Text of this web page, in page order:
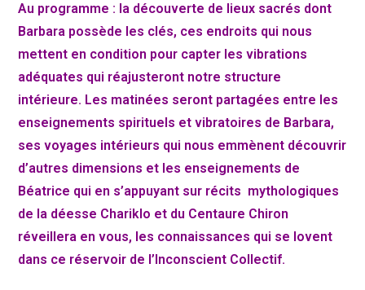
Au programme : la découverte de lieux sacrés dont
Barbara possède les clés, ces endroits qui nous
mettent en condition pour capter les vibrations
adéquates qui réajusteront notre structure
intérieure. Les matinées seront partagées entre les
enseignements spirituels et vibratoires de Barbara,
ses voyages intérieurs qui nous emmènent découvrir
d’autres dimensions et les enseignements de
Béatrice qui en s’appuyant sur récits mythologiques
de la déesse Chariklo et du Centaure Chiron
réveillera en vous, les connaissances qui se lovent
dans ce réservoir de l’Inconscient Collectif.